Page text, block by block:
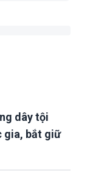
dây tội
gia, bắt giữ